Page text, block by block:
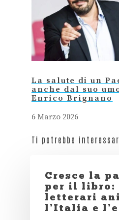
La salute di un
anche dal suo
Enrico Brignano
6 Marzo 2026
Ti potrebbe
Cresce la
per il libro:
letterari
l’Italia e